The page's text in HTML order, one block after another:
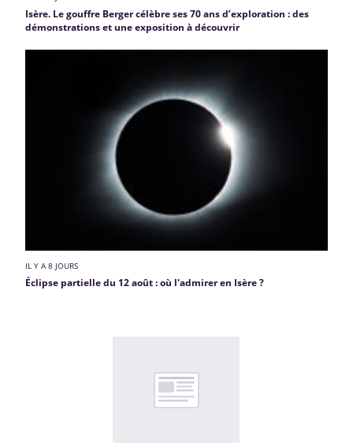
Isère. Le gouffre Berger célèbre ses 70 ans d’exploration : des
démonstrations et une exposition à découvrir
IL Y A 8 JOURS
Éclipse partielle du 12 août : où l'admirer en Isère ?